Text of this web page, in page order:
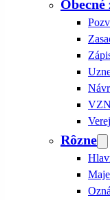
VZN
Rôzne